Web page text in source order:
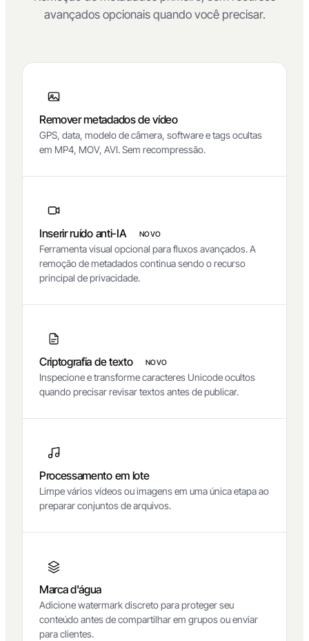
avançados opcionais quando você precisar.
Remover metadados de vídeo
GPS, data, modelo de câmera, software e tags ocultas
em MP4, MOV, AVI. Sem recompressão.
Inserir ruído anti-IA NOVO
Ferramenta visual opcional para fluxos avançados. A
remoção de metadados continua sendo o recurso
principal de privacidade.
Criptografia de texto NOVO
Inspecione e transforme caracteres Unicode ocultos
quando precisar revisar textos antes de publicar.
Processamento em lote
Limpe vários vídeos ou imagens em uma única etapa ao
preparar conjuntos de arquivos.
Marca d'água
Adicione watermark discreto para proteger seu
conteúdo antes de compartilhar em grupos ou enviar
para clientes.